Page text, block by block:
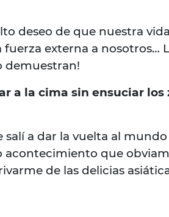
deseo de que nuestra
fuerza externa a nosotros…
demuestran!
a la cima sin ensuciar
salí a dar la vuelta al
acontecimiento que
de las delicias